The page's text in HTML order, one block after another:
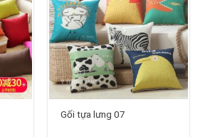
Gối tựa lưng 07